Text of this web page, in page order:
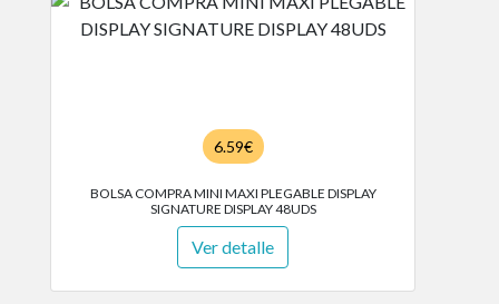
6.59€
BOLSA COMPRA MINI MAXI PLEGABLE DISPLAY
SIGNATURE DISPLAY 48UDS
Ver detalle